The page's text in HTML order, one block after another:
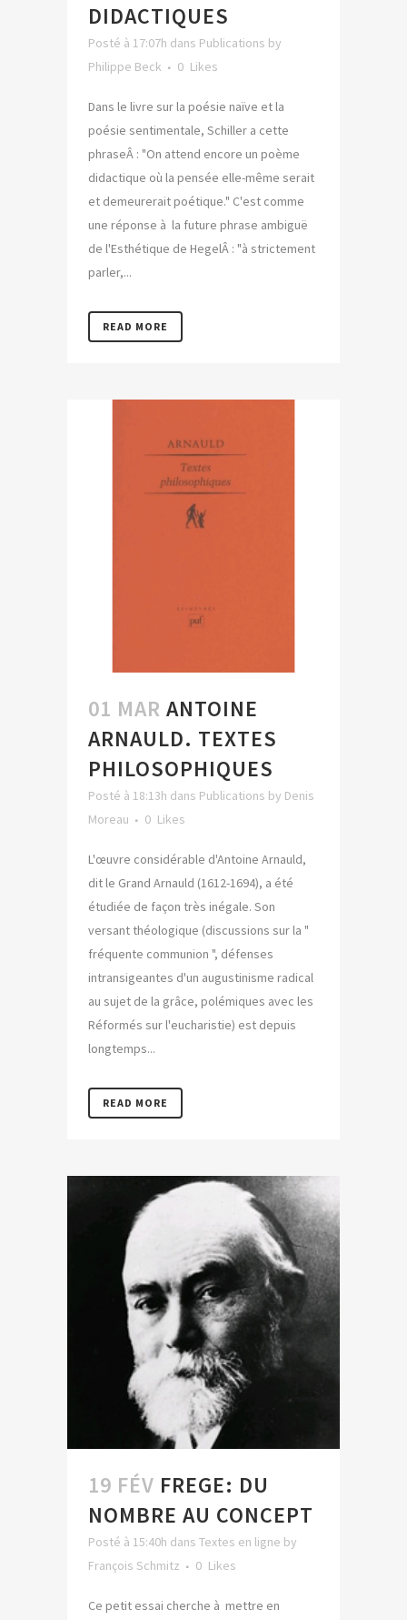
DIDACTIQUES
Posté à 17:07h dans Publications by
Philippe Beck
0 Likes
Dans le livre sur la poésie naïve et la
poésie sentimentale, Schiller a cette
phraseÂ : "On attend encore un poème
didactique où la pensée elle-même serait
et demeurerait poétique." C'est comme
une réponse à la future phrase ambiguë
de l'Esthétique de HegelÂ : "à strictement
parler,...
READ MORE
01 MAR ANTOINE
ARNAULD. TEXTES
PHILOSOPHIQUES
Posté à 18:13h dans Publications by Denis
Moreau
0 Likes
L'œuvre considérable d'Antoine Arnauld,
dit le Grand Arnauld (1612-1694), a été
étudiée de façon très inégale. Son
versant théologique (discussions sur la "
fréquente communion ", défenses
intransigeantes d'un augustinisme radical
au sujet de la grâce, polémiques avec les
Réformés sur l'eucharistie) est depuis
longtemps...
READ MORE
19 FÉV FREGE: DU
NOMBRE AU CONCEPT
Posté à 15:40h dans Textes en ligne by
François Schmitz
0 Likes
Ce petit essai cherche à mettre en